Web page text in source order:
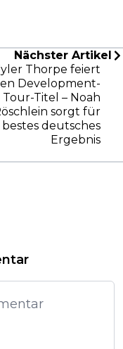
Nächster Artikel
Thorpe feiert
Development-
Tour-Titel – Noah
sorgt für
bestes deutsches
Ergebnis